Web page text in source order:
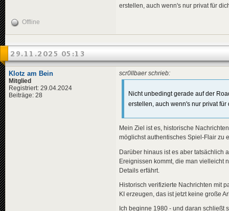
erstellen, auch wenn's nur privat für
Offline
29.11.2025 05:13
Klotz am Bein
Mitglied
Registriert: 29.04.2024
Beiträge: 28
scr0llbaer schrieb:
Nicht unbedingt gerade auf der
erstellen, auch wenn's nur privat für
Mein Ziel ist es, historische
möglichst authentisches Spiel-Flair zu
Darüber hinaus ist es aber tatsächlich
Ereignissen kommt, die man vielleicht
Details erfährt.
Historisch verifizierte Nachrichten mit
KI erzeugen, das ist jetzt keine große
Ich beginne 1980 - und daran schließt